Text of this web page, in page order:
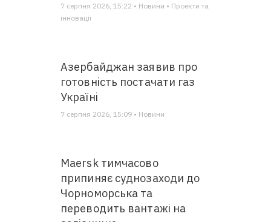
7 серпня 2026, 15:22 • Новини • Проекти та
інновації
Азербайджан заявив про
готовність постачати газ
Україні
7 серпня 2026, 15:09 • Новини
Maersk тимчасово
припиняє суднозаходи до
Чорноморська та
переводить вантажі на